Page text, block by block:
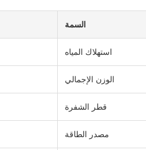
السمة
استهلاك المياه
الوزن الإجمالي
قطر الشفرة
مصدر الطاقة